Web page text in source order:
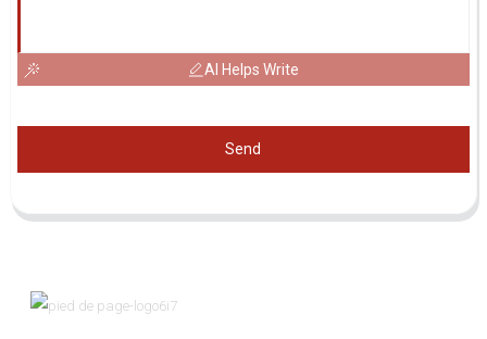
AI Helps Write
Send